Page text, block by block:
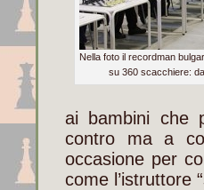
Nella foto il recordman
su 360 scacchiere:
ai bambini che
contro ma a
occasione per
come l’istruttore